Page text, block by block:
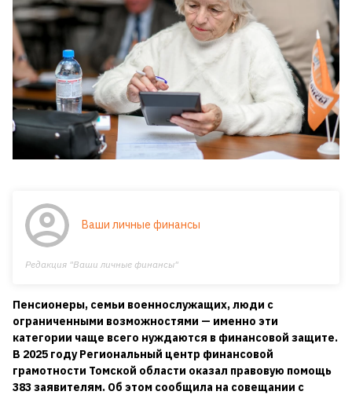
Ваши личные финансы
Редакция "Ваши личные финансы"
Пенсионеры, семьи военнослужащих, люди с
ограниченными возможностями — именно эти
категории чаще всего нуждаются в финансовой защите.
В 2025 году Региональный центр финансовой
грамотности Томской области оказал правовую помощь
383 заявителям. Об этом сообщила на совещании с